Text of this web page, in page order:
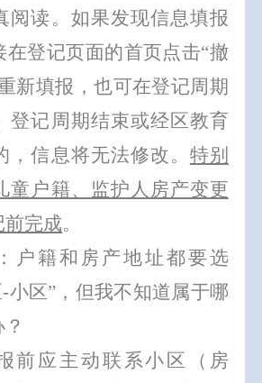
阅读。如果发现信息填报
在登记页面的首页点击“撤
新填报，也可在登记周期
登记周期结束或经区教育
，信息将无法修改。 特别
童户籍、监护人房产变更
前完成。
户籍和房产地址都要选
-小区” ，但我不知道属于哪
前应主动联系小区（房